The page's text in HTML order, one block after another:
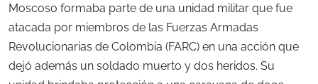
Moscoso formaba parte de una unidad militar que fue
atacada por miembros de las Fuerzas Armadas
Revolucionarias de Colombia (FARC) en una acción que
dejó además un soldado muerto y dos heridos. Su